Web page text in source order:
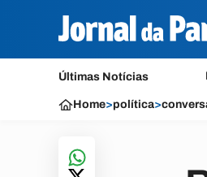
Últimas Notícias
Home>política>